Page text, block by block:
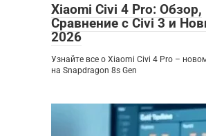
Xiaomi Civi 4 Pro: Обзор,
Сравнение с Civi 3 и
2026
Узнайте все о Xiaomi Civi 4 Pro –
на Snapdragon 8s Gen